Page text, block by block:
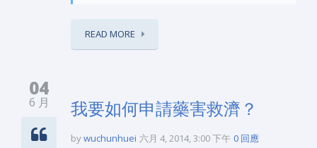
READ MORE
04
6 月 我要如何申請藥害救濟？
bywuchunhuei 六月 4, 2014, 3:00 下午 0 回應